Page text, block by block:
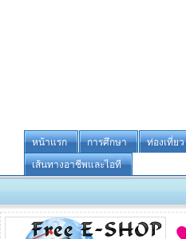
หน้าแรก การศึกษา ท่องเที่ยว
เส้นทางอาชีพและไอที